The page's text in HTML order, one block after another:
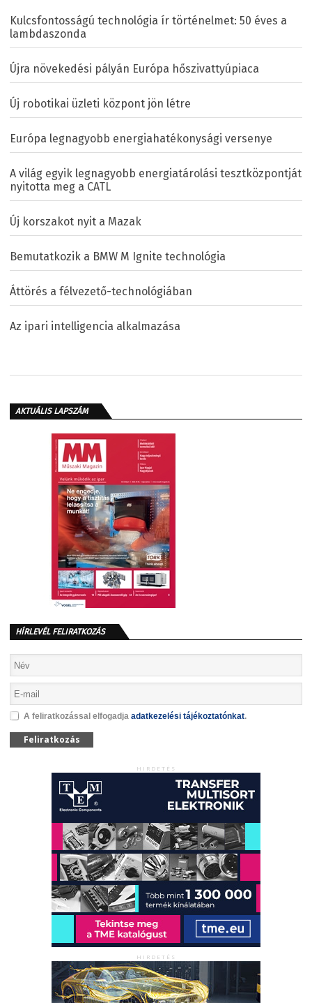
Kulcsfontosságú technológia ír történelmet: 50 éves a
lambdaszonda
Újra növekedési pályán Európa hőszivattyúpiaca
Új robotikai üzleti központ jön létre
Európa legnagyobb energiahatékonysági versenye
A világ egyik legnagyobb energiatárolási tesztközpontját
nyitotta meg a CATL
Új korszakot nyit a Mazak
Bemutatkozik a BMW M Ignite technológia
Áttörés a félvezető-technológiában
Az ipari intelligencia alkalmazása
AKTUÁLIS LAPSZÁM
HÍRLEVÉL FELIRATKOZÁS
A feliratkozással elfogadja adatkezelési tájékoztatónkat.
Feliratkozás
HIRDETÉS
HIRDETÉS